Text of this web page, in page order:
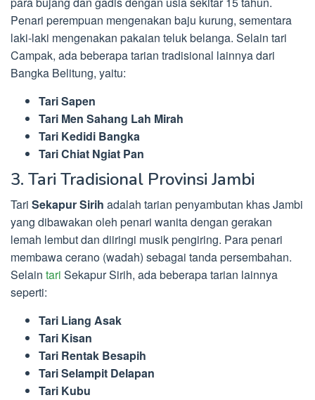
Penari perempuan mengenakan baju kurung, sementara
laki-laki mengenakan pakaian teluk belanga. Selain tari
Campak, ada beberapa tarian tradisional lainnya dari
Bangka Belitung, yaitu:
Tari Sapen
Tari Men Sahang Lah Mirah
Tari Kedidi Bangka
Tari Chiat Ngiat Pan
3. Tari Tradisional Provinsi Jambi
Tari Sekapur Sirih adalah tarian penyambutan khas Jambi
yang dibawakan oleh penari wanita dengan gerakan
lemah lembut dan diiringi musik pengiring. Para penari
membawa cerano (wadah) sebagai tanda persembahan.
Selain tari Sekapur Sirih, ada beberapa tarian lainnya
seperti:
Tari Liang Asak
Tari Kisan
Tari Rentak Besapih
Tari Selampit Delapan
Tari Kubu